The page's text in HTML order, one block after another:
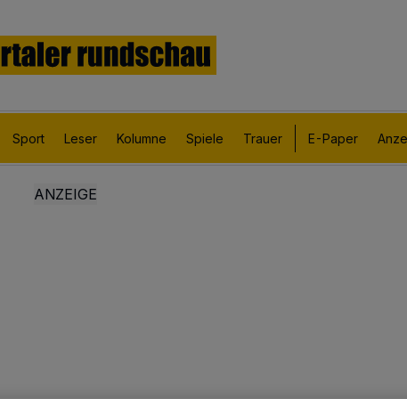
Sport Leser Kolumne Spiele Trauer E-Paper